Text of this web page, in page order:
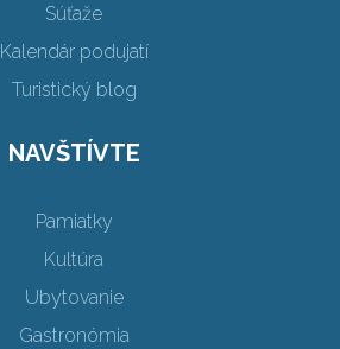
Súťaže
Kalendár podujatí
Turistický blog
NAVŠTÍVTE
Pamiatky
Kultúra
Ubytovanie
Gastronómia